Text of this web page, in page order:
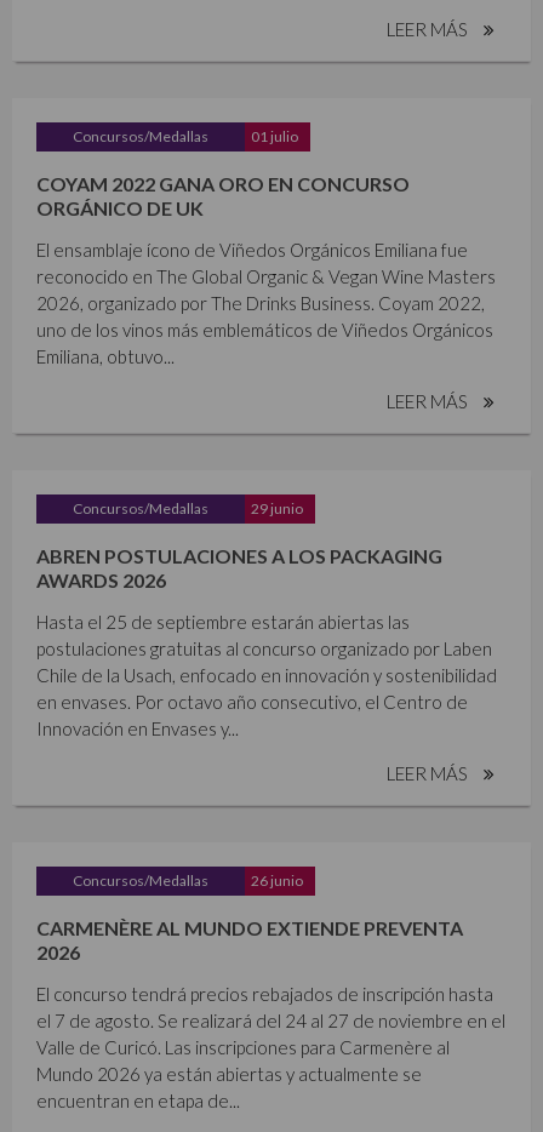
LEER MÁS
Concursos/Medallas 01 julio
COYAM 2022 GANA ORO EN CONCURSO
ORGÁNICO DE UK
El ensamblaje ícono de Viñedos Orgánicos Emiliana fue
reconocido en The Global Organic & Vegan Wine Masters
2026, organizado por The Drinks Business. Coyam 2022,
uno de los vinos más emblemáticos de Viñedos Orgánicos
Emiliana, obtuvo...
LEER MÁS
Concursos/Medallas 29 junio
ABREN POSTULACIONES A LOS PACKAGING
AWARDS 2026
Hasta el 25 de septiembre estarán abiertas las
postulaciones gratuitas al concurso organizado por Laben
Chile de la Usach, enfocado en innovación y sostenibilidad
en envases. Por octavo año consecutivo, el Centro de
Innovación en Envases y...
LEER MÁS
Concursos/Medallas 26 junio
CARMENÈRE AL MUNDO EXTIENDE PREVENTA
2026
El concurso tendrá precios rebajados de inscripción hasta
el 7 de agosto. Se realizará del 24 al 27 de noviembre en el
Valle de Curicó. Las inscripciones para Carmenère al
Mundo 2026 ya están abiertas y actualmente se
encuentran en etapa de...